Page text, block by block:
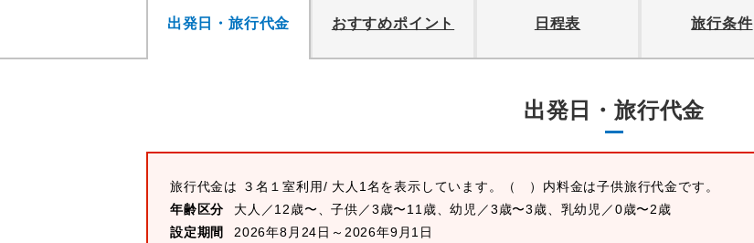
出発日・旅行代金 おすすめポイント 日程表 旅行条件
出発日・旅行代金
旅行代金は ３名１室利用/ 大人1名を表示しています。
（ ）内料金は子供旅行代金です。
年齢区分
大人／12歳〜、子供／3歳〜11歳、幼児／3歳〜3歳、乳幼児／0歳〜2歳
設定期間
2026年8月24日～2026年9月1日